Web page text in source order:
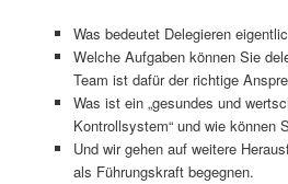
Was bedeutet Delegieren
Welche Aufgaben können Sie
Team ist dafür der richtige
Was ist ein „gesundes und
Kontrollsystem“ und wie können
Und wir gehen auf weitere
als Führungskraft begegnen.